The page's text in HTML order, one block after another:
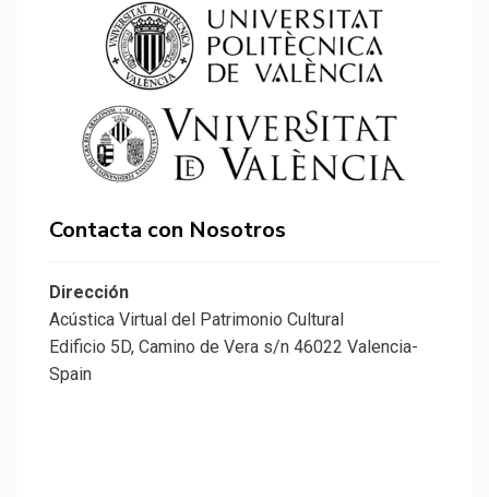
Contacta con Nosotros
Dirección
Acústica Virtual del Patrimonio Cultural
Edificio 5D, Camino de Vera s/n 46022 Valencia-
Spain